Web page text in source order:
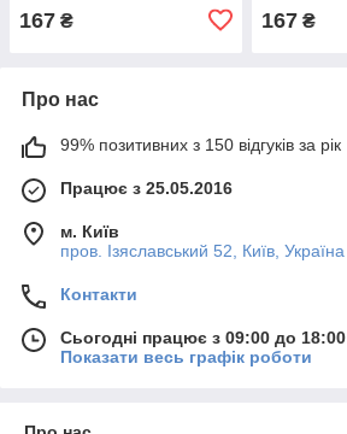
167 ₴ 167₴
Про нас
99% позитивних з 150 відгуків за рік
Працює з 25.05.2016
м. Київ
пров. Ізяславський 52, Київ, Україна
Контакти
Сьогодні працює з 09:00 до 18:00
Показати весь графік роботи